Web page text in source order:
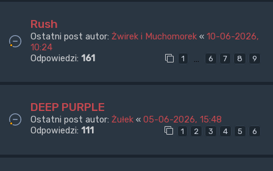
Rush
Ostatni post autor: Żwirek i Muchomorek « 10-06-2026,
10:24
Odpowiedzi: 161 1 … 6 7 8 9
DEEP PURPLE
Ostatni post autor: Żułek « 05-06-2026, 15:48
Odpowiedzi: 111 1 2 3 4 5 6